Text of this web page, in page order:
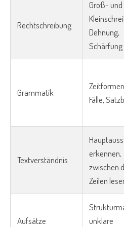
Rechtschreibung
Groß- und
Dehnung,
Schärfung
Grammatik
Fälle,
Textverständnis
erkennen,
zwischen
Zeilen
Aufsätze
unklare